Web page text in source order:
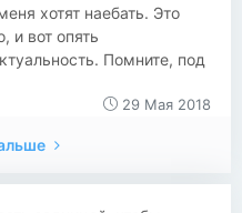
хотят наебать. Это
и вот опять
Помните, под
29 Мая 2018